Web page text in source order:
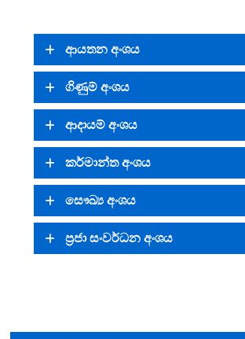
ආයතන අංශය
ගිණුම් අංශය
ආදායම් අංශය
කර්මාන්ත අංශය
සෞඛ්‍ය අංශය
ප්‍රජා සංවර්ධන අංශය